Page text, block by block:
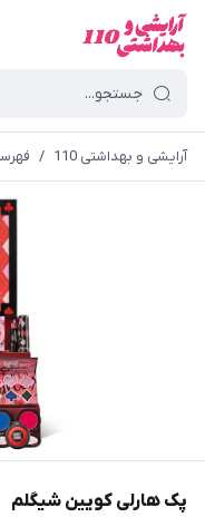
آرایشی و بهداشتی 110 /
پک هارلی کویین شیگلم